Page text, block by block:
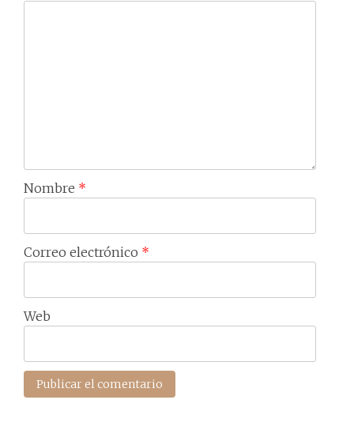
Nombre *
Correo electrónico *
Web